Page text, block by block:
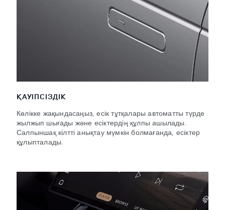
ҚАУІПСІЗДІК
Көлікке жақындасаңыз, есік тұтқалары автоматты түрде
жылжып шығады және есіктердің құлпы ашылады.
Салпыншақ кілтті анықтау мүмкін болмағанда, есіктер
құлыпталады.